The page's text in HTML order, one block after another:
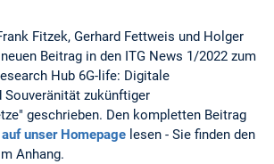
Fitzek, Gerhard Fettweis und Holger
Beitrag in den ITG News 1/2022 zum
Hub 6G-life: Digitale
zukünftiger
geschrieben. Den kompletten Beitrag
auf unser Homepage lesen - Sie finden den
Anhang.